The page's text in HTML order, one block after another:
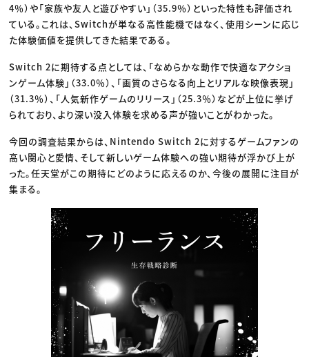
4％）や「家族や友人と遊びやすい」（35.9％）といった特性も評価され
ている。これは、Switchが単なる高性能機ではなく、使用シーンに応じ
た体験価値を提供してきた結果である。
Switch 2に期待する点としては、「なめらかな動作で快適なアクショ
ンゲーム体験」（33.0％）、「画質のさらなる向上とリアルな映像表現」
（31.3％）、「人気新作ゲームのリリース」（25.3％）などが上位に挙げ
られており、より深い没入体験を求める声が強いことがわかった。
今回の調査結果からは、Nintendo Switch 2に対するゲームファンの
高い関心と愛情、そして新しいゲーム体験への強い期待が浮かび上が
った。任天堂がこの期待にどのように応えるのか、今後の展開に注目が
集まる。